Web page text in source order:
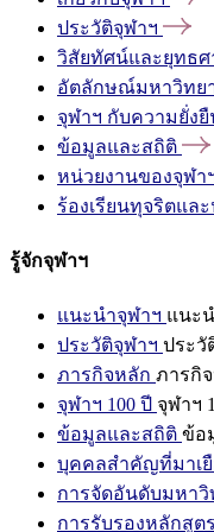
ประวัติจุฬาฯ
วิสัยทัศน์และยุทธศ
อัตลักษณ์มหาวิทย
จุฬาฯ กับความยั่ง
ข้อมูลและสถิติ
หน่วยงานของจุฬา
ร้องเรียนทุจริตแล
รู้จักจุฬาฯ
แนะนำจุฬาฯ แนะ
ประวัติจุฬาฯ ประวั
ภารกิจหลัก ภารกิ
จุฬาฯ 100 ปี จุฬาฯ
ข้อมูลและสถิติ ข้อ
บุคคลสำคัญที่มาเ
การจัดอันดับมหาวิ
การรับรองหลักสูตร